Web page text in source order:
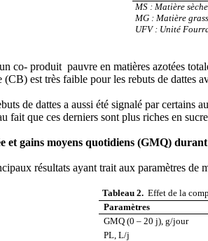
MS : Matière
MG : Matière
UFV: Unité
co- produit pauvre en matières azotées
est très faible pour les rebuts de dattes
de dattes a aussi été signalé par
fait que ces derniers sont plus riches en
et gains moyens quotidiens (GMQ)
résultats ayant trait aux paramètres de
Tableau 2. Effet de la
Paramètres
GMQ (0 – 20 j), g/jour
PL, L/j